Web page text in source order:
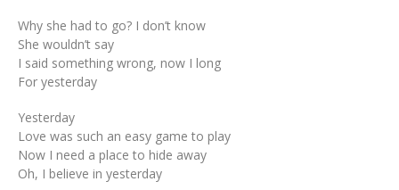
Why she had to go? I don’t know
She wouldn’t say
I said something wrong, now I long
For yesterday
Yesterday
Love was such an easy game to play
Now I need a place to hide away
Oh, I believe in yesterday